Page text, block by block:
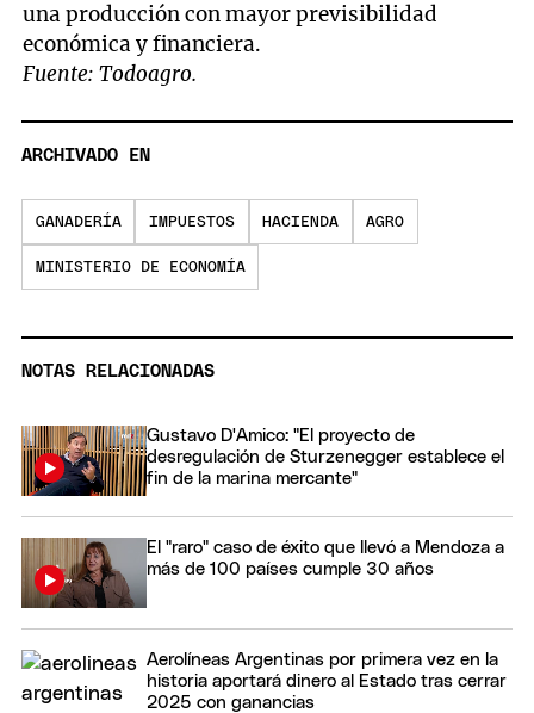
una producción con mayor previsibilidad
económica y financiera.
Fuente: Todoagro.
ARCHIVADO EN
GANADERÍA IMPUESTOS HACIENDA AGRO
MINISTERIO DE ECONOMÍA
NOTAS RELACIONADAS
Gustavo D'Amico: "El proyecto de
desregulación de Sturzenegger establece el
fin de la marina mercante"
El "raro" caso de éxito que llevó a Mendoza a
más de 100 países cumple 30 años
Aerolíneas Argentinas por primera vez en la
historia aportará dinero al Estado tras cerrar
2025 con ganancias